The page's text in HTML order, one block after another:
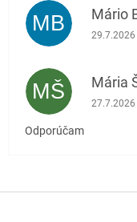
MB Mário
29.7.2026
MŠ Mária
27.7.2026
Odporúčam